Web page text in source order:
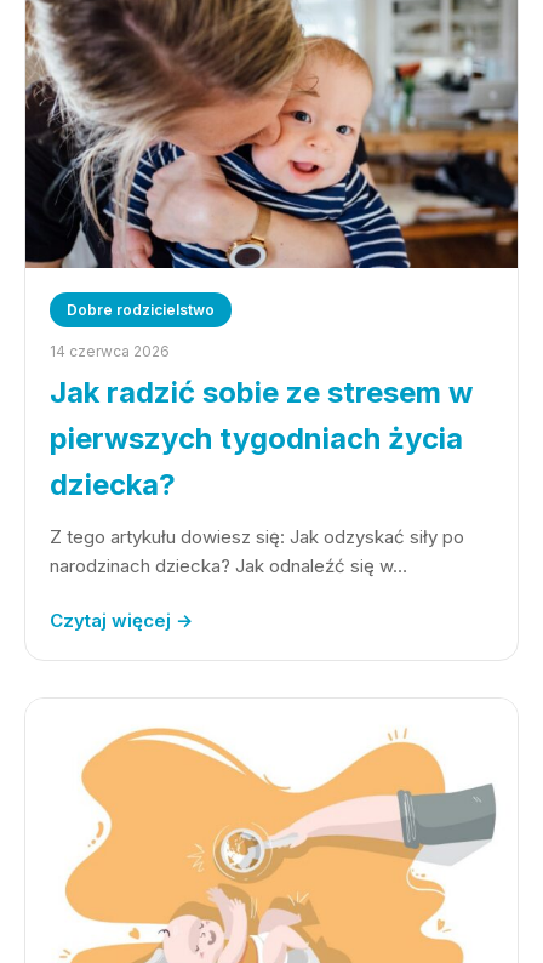
Dobre rodzicielstwo
14 czerwca 2026
Jak radzić sobie ze stresem w
pierwszych tygodniach życia
dziecka?
Z tego artykułu dowiesz się: Jak odzyskać siły po
narodzinach dziecka? Jak odnaleźć się w…
Czytaj więcej →